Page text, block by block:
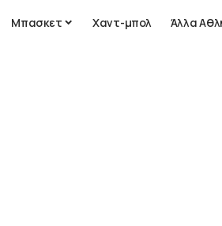
Μπασκετ Χαντ-μπολ Άλλα